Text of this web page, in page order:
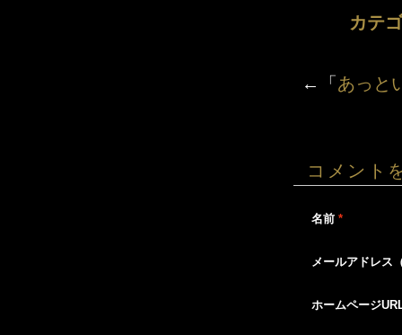
カテ
←「 あっと
コメント
名前 *
メールアドレス
ホームページ